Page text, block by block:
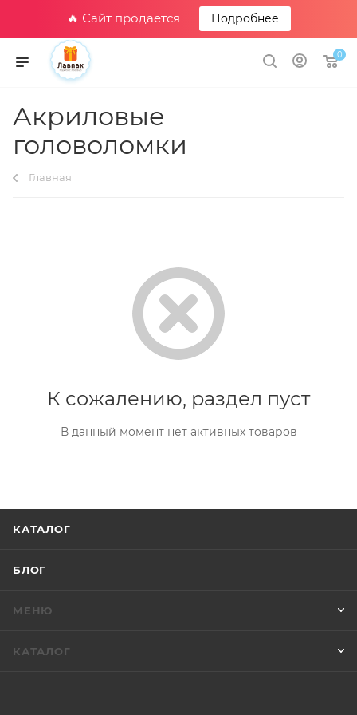
🔥 Сайт продается Подробнее
0
Акриловые
головоломки
Главная
К сожалению, раздел пуст
В данный момент нет активных товаров
КАТАЛОГ
БЛОГ
МЕНЮ
КАТАЛОГ